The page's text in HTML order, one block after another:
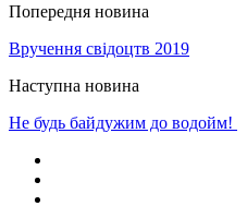
Попередня новина
Вручення свідоцтв 2019
Наступна новина
Не будь байдужим до водойм!